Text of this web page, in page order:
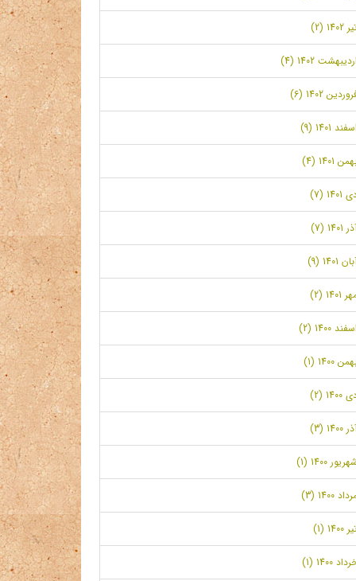
1402 (2)
اردیبهشت 1402 (4)
1402 (6)
اسفند 1401 (9)
1401 (4)
(7)
1401 (7)
1401 (9)
1401 (2)
اسفند 1400 (2)
1400 (1)
1400 (2)
1400 (3)
شهریور 1400 (1)
1400 (3)
1400 (1)
1400 (1)